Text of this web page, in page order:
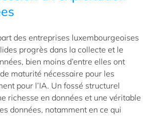
des entreprises luxembourgeoises
progrès dans la collecte et le
bien moins d’entre elles ont
maturité nécessaire pour les
pour l’IA. Un fossé structurel
richesse en données et une véritable
données, notamment en ce qui